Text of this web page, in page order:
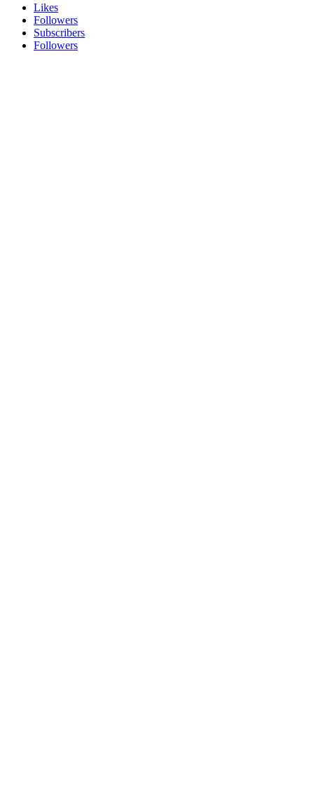
Likes
Followers
Subscribers
Followers